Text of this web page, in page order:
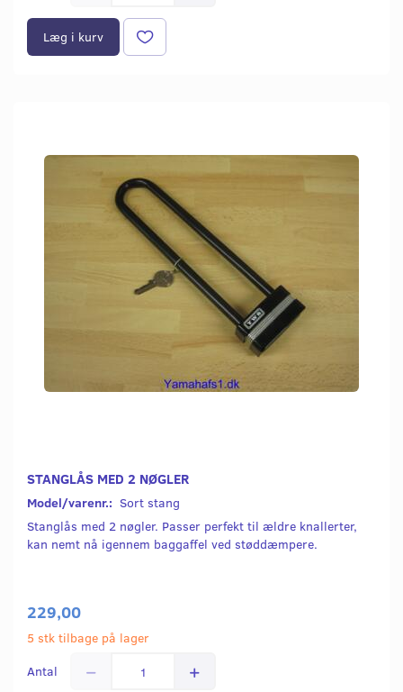
Læg i kurv
STANGLÅS MED 2 NØGLER
Model/varenr.: Sort stang
Stanglås med 2 nøgler. Passer perfekt til ældre knallerter,
kan nemt nå igennem baggaffel ved støddæmpere.
229,00
5 stk tilbage på lager
Antal